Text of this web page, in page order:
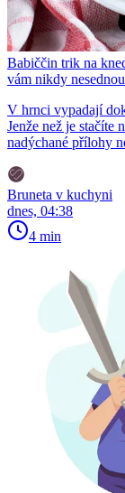
Babiččin trik na
vám nikdy nesednou
V hrnci vypadají
Jenže než je stačíte
nadýchané přílohy
Bruneta v kuchyni
dnes, 04:38
4 min